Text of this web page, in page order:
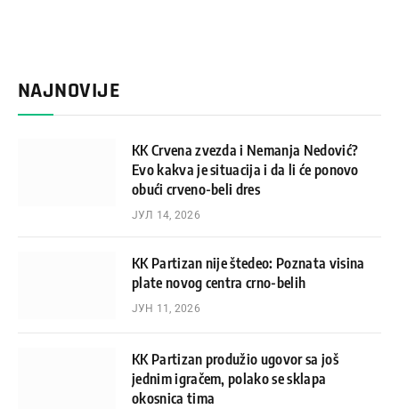
NAJNOVIJE
KK Crvena zvezda i Nemanja Nedović?
Evo kakva je situacija i da li će ponovo
obući crveno-beli dres
ЈУЛ 14, 2026
KK Partizan nije štedeo: Poznata visina
plate novog centra crno-belih
ЈУН 11, 2026
KK Partizan produžio ugovor sa još
jednim igračem, polako se sklapa
okosnica tima